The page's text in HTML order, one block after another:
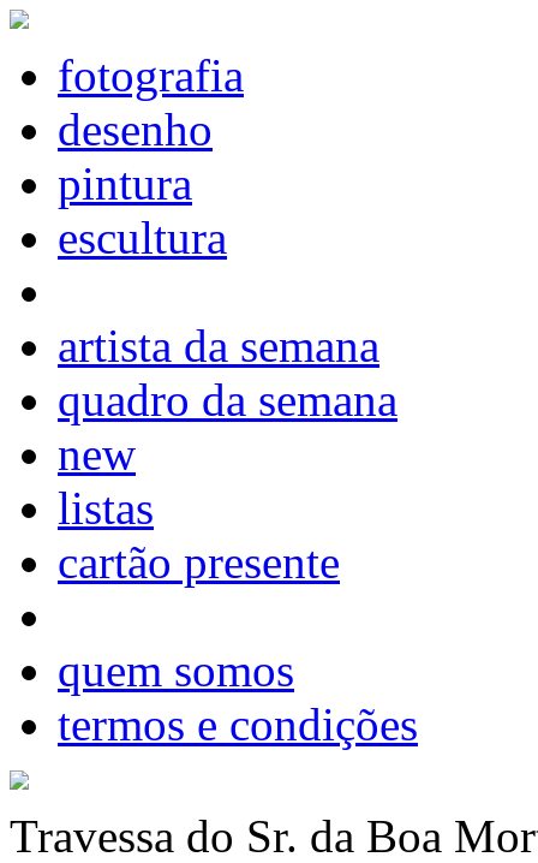
fotografia
desenho
pintura
escultura
artista da semana
quadro da semana
new
listas
cartão presente
quem somos
termos e condições
Travessa do Sr. da Boa